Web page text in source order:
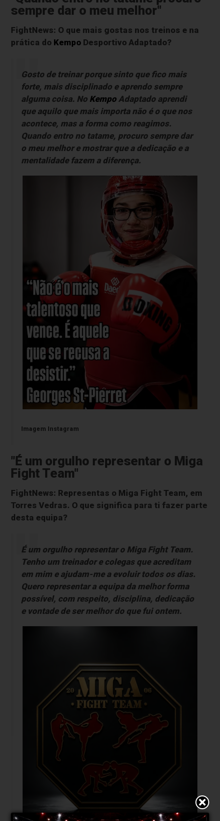
sempre dar o meu melhor"
FightNews: O que mais gostas nos treinos e na
prática do Kempo Desportivo Adaptado?
Gosto de treinar porque sinto que fico mais
forte, mais disciplinado e aprendo sempre
alguma coisa. No KempoAdaptado aprendi
que aquilo que mais importa não é o que nos
acontece, mas a forma como reagimos.
Quando entro no tatame, procuro sempre dar
o meu melhor e mostrar que a dedicação e a
mentalidade fazem a diferença.
Imagem Instagram
"É um orgulho representar o Miga
Fight Team"
FightNews: Representas o Miga Fight Team, em
Torres Vedras. O que significa para ti fazer parte
desta equipa?
É um orgulho representar o Miga Fight Team.
Tenho um treinador e colegas que acreditam
em mim e ajudam-me a evoluir todos os dias.
Quero representar a equipa da melhor forma
possível, com respeito, disciplina, dedicação
e vontade de ser melhor do que fui ontem.